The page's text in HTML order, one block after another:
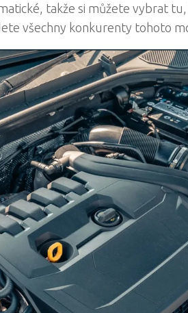
takže si můžete vybrat
všechny konkurenty tohoto